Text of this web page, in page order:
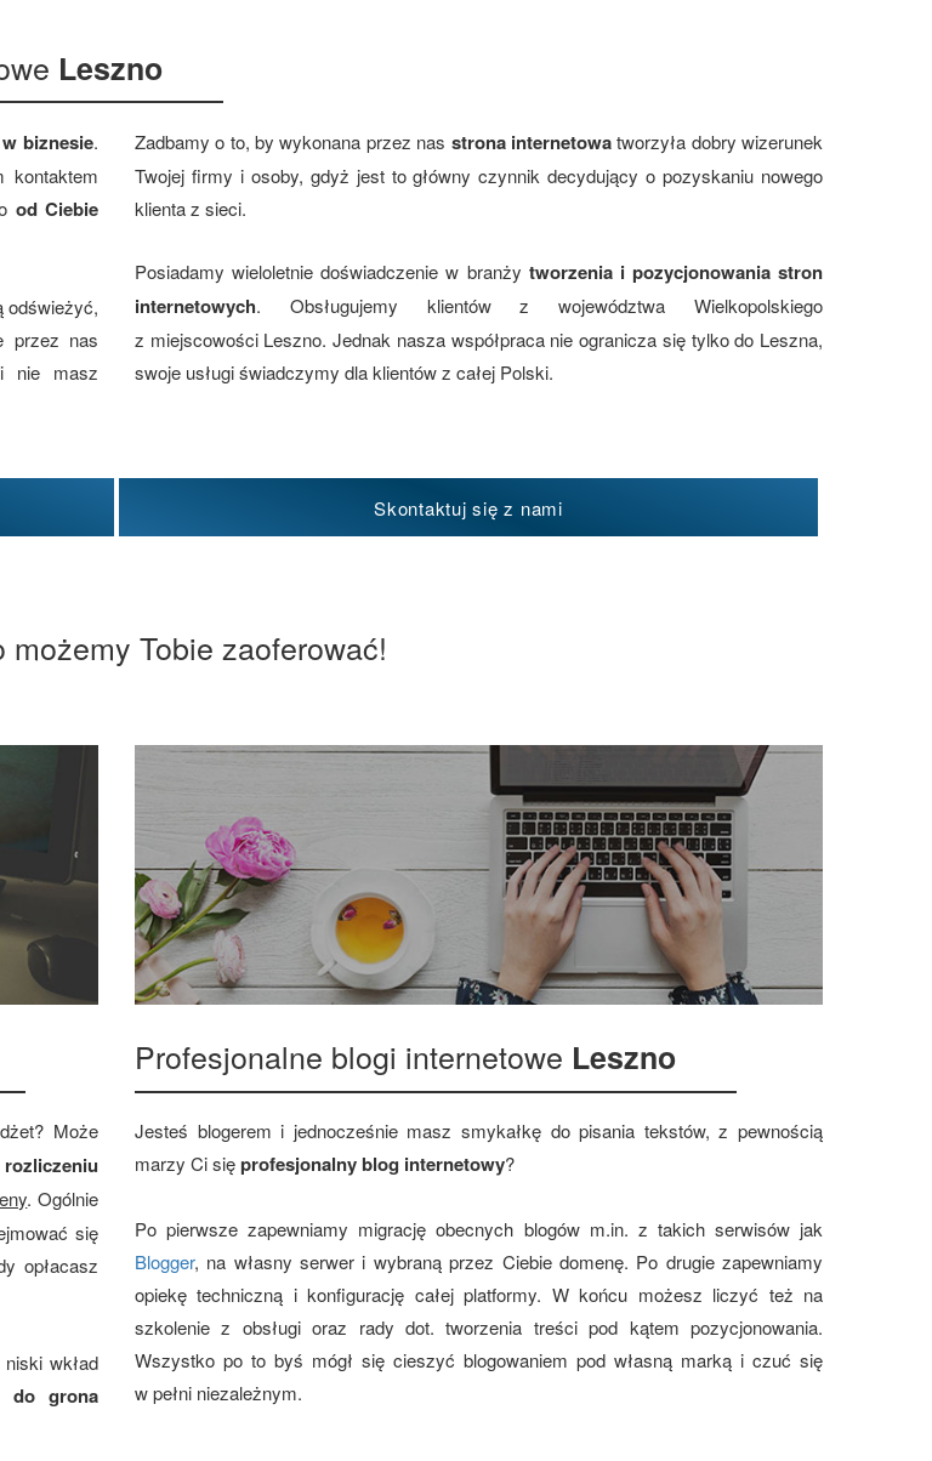
Leszno
biznesie.
od Ciebie
odświeżyć,
przez nas
nie masz
Zadbamy o to, by wykonana przez nas strona internetowatworzyła dobry wizerunek
Twojej firmy i osoby, gdyż jest to główny czynnik decydujący o pozyskaniu nowego
klienta z sieci.
Posiadamy wieloletnie doświadczenie w branży tworzenia i pozycjonowania stron
internetowych. Obsługujemy klientów z województwa Wielkopolskiego
z miejscowości Leszno. Jednak nasza współpraca nie ogranicza się tylko do Leszna,
swoje usługi świadczymy dla klientów z całej Polski.
Skontaktuj się z nami
możemy Tobie zaoferować!
Może
rozliczeniu
. Ogólnie
się
opłacasz
wkład
do grona
Profesjonalne blogi internetowe Leszno
Jesteś blogerem i jednocześnie masz smykałkę do pisania tekstów, z pewnością
marzy Ci sięprofesjonalny blog internetowy?
Po pierwsze zapewniamy migrację obecnych blogów m.in. z takich serwisów jak
Blogger, na własny serwer i wybraną przez Ciebie domenę. Po drugie zapewniamy
opiekę techniczną i konfigurację całej platformy. W końcu możesz liczyć też na
szkolenie z obsługi oraz rady dot. tworzenia treści pod kątem pozycjonowania.
Wszystko po to byś mógł się cieszyć blogowaniem pod własną marką i czuć się
w pełni niezależnym.